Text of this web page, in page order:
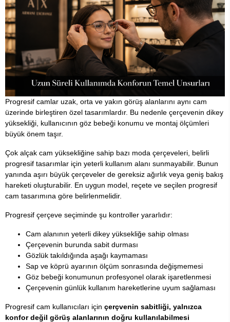
Progresif camlar uzak, orta ve yakın görüş alanlarını aynı cam
üzerinde birleştiren özel tasarımlardır. Bu nedenle çerçevenin dikey
yüksekliği, kullanıcının göz bebeği konumu ve montaj ölçümleri
büyük önem taşır.
Çok alçak cam yüksekliğine sahip bazı moda çerçeveleri, belirli
progresif tasarımlar için yeterli kullanım alanı sunmayabilir. Bunun
yanında aşırı büyük çerçeveler de gereksiz ağırlık veya geniş bakış
hareketi oluşturabilir. En uygun model, reçete ve seçilen progresif
cam tasarımına göre belirlenmelidir.
Progresif çerçeve seçiminde şu kontroller yararlıdır:
Cam alanının yeterli dikey yüksekliğe sahip olması
Çerçevenin burunda sabit durması
Gözlük takıldığında aşağı kaymaması
Sap ve köprü ayarının ölçüm sonrasında değişmemesi
Göz bebeği konumunun profesyonel olarak işaretlenmesi
Çerçevenin günlük kullanım hareketlerine uyum sağlaması
Progresif cam kullanıcıları için çerçvenin sabitliği, yalnızca
konfor değil görüş alanlarının doğru kullanılabilmesi